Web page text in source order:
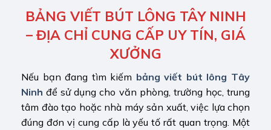
BẢNG VIẾT BÚT LÔNG TÂY NINH
– ĐỊA CHỈ CUNG CẤP UY TÍN, GIÁ
XƯỞNG
Nếu bạn đang tìm kiếm bảng viết bút lông Tây
Ninh để sử dụng cho văn phòng, trường học, trung
tâm đào tạo hoặc nhà máy sản xuất, việc lựa chọn
đúng đơn vị cung cấp là yếu tố rất quan trọng. Một